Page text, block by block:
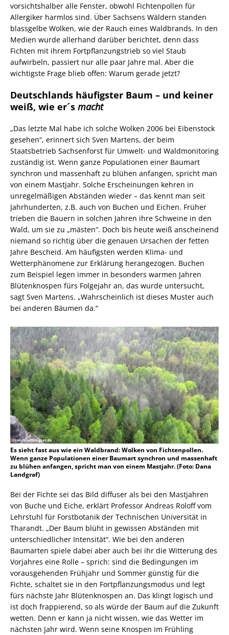
vorsichtshalber alle Fenster, obwohl Fichtenpollen für
Allergiker harmlos sind. Über Sachsens Wäldern standen
blassgelbe Wolken, wie der Rauch eines Waldbrands. In den
Medien wurde allerhand darüber berichtet, denn dass
Fichten mit ihrem Fortpflanzungstrieb so viel Staub
aufwirbeln, passiert nur alle paar Jahre mal. Aber die
wichtigste Frage blieb offen: Warum gerade jetzt?
Deutschlands häufigster Baum – und keiner
weiß, wie er´s macht
„Das letzte Mal habe ich solche Wolken 2006 bei Eibenstock
gesehen“, erinnert sich Sven Martens, der beim
Staatsbetrieb Sachsenforst für Umwelt- und Waldmonitoring
zuständig ist. Wenn ganze Populationen einer Baumart
synchron und massenhaft zu blühen anfangen, spricht man
von einem Mastjahr. Solche Erscheinungen kehren in
unregelmäßigen Abständen wieder – das kennt man seit
Jahrhunderten, z.B. auch von Buchen und Eichen. Früher
trieben die Bauern in solchen Jahren ihre Schweine in den
Wald, um sie zu „mästen“. Doch bis heute weiß anscheinend
niemand so richtig über die genauen Ursachen der fetten
Jahre Bescheid. Am häufigsten werden Klima- und
Wetterphänomene zur Erklärung herangezogen. Buchen
zum Beispiel legen immer in besonders warmen Jahren
Blütenknospen fürs Folgejahr an, das wurde untersucht,
sagt Sven Martens. „Wahrscheinlich ist dieses Muster auch
bei anderen Bäumen da.“
Es sieht fast aus wie ein Waldbrand: Wolken von Fichtenpollen.
Wenn ganze Populationen einer Baumart synchron und massenhaft
zu blühen anfangen, spricht man von einem Mastjahr. (Foto: Dana
Landgraf)
Bei der Fichte sei das Bild diffuser als bei den Mastjahren
von Buche und Eiche, erklärt Professor Andreas Roloff vom
Lehrstuhl für Forstbotanik der Technischen Universität in
Tharandt. „Der Baum blüht in gewissen Abständen mit
unterschiedlicher Intensität“. Wie bei den anderen
Baumarten spiele dabei aber auch bei ihr die Witterung des
Vorjahres eine Rolle – sprich: sind die Bedingungen im
vorausgehenden Frühjahr und Sommer günstig für die
Fichte, schaltet sie in den Fortpflanzungsmodus und legt
fürs nächste Jahr Blütenknospen an. Das klingt logisch und
ist doch frappierend, so als würde der Baum auf die Zukunft
wetten. Denn er kann ja nicht wissen, wie das Wetter im
nächsten Jahr wird. Wenn seine Knospen im Frühling